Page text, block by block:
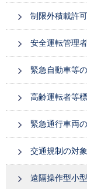
制限外積載許
安全運転管理
緊急自動車等
高齢運転者等
緊急通行車両
交通規制の対
遠隔操作型小